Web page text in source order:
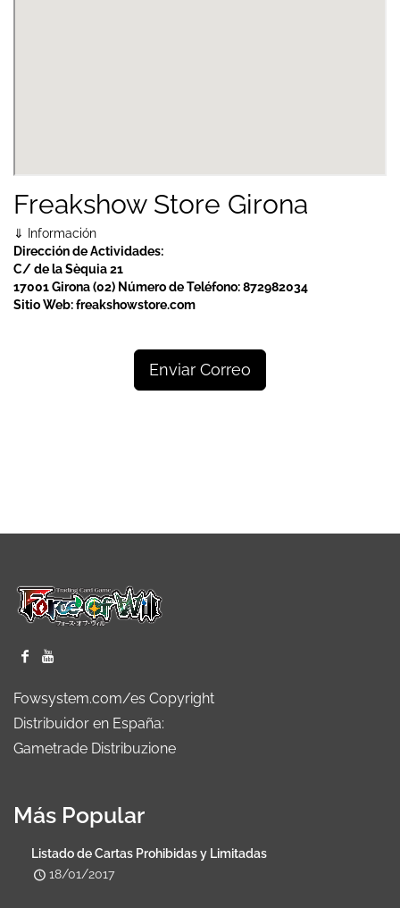
Freakshow Store Girona
⇓ Información
Dirección de Actividades:
C/ de la Sèquia 21
17001 Girona (02) Número de Teléfono:872982034
Sitio Web:freakshowstore.com
Enviar Correo
Fowsystem.com/es Copyright
Distribuidor en España:
Gametrade Distribuzione
Más Popular
Listado de Cartas Prohibidas y Limitadas
18/01/2017